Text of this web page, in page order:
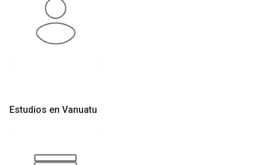
Estudios en Vanuatu